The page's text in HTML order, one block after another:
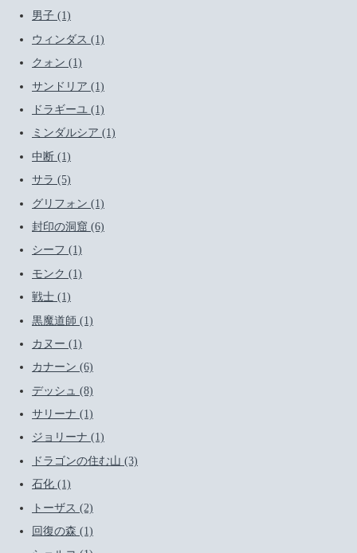
男子 (1)
ウィンダス (1)
クォン (1)
サンドリア (1)
ドラギーユ (1)
ミンダルシア (1)
中断 (1)
サラ (5)
グリフォン (1)
封印の洞窟 (6)
シーフ (1)
モンク (1)
戦士 (1)
黒魔道師 (1)
カヌー (1)
カナーン (6)
デッシュ (8)
サリーナ (1)
ジョリーナ (1)
ドラゴンの住む山 (3)
石化 (1)
トーザス (2)
回復の森 (1)